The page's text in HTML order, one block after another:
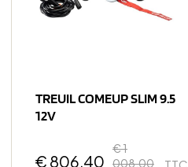
TREUIL COMEUP SLIM 9.5
12V
€1
008,00
€ 806,40